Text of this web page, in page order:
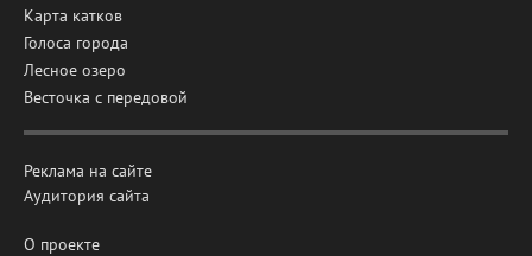
Карта катков
Голоса города
Лесное озеро
Весточка с передовой
Реклама на сайте
Аудитория сайта
О проекте